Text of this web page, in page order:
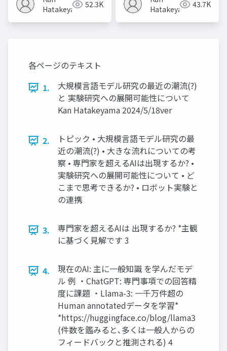
Hatakeyama52.3K
Hatakeyama43.7K
各ページのテキスト
1.
大規模言語モデル研究の最近の潮流(?)
と 実験研究への展開可能性について
Kan Hatakeyama 2024/5/18ver
2.
トピック • 大規模言語モデル研究の最
近の潮流(?) • 大きな流れについての考
察 • 専門家を超えるAIは出現するか? •
実験研究への展開可能性について • ど
こまで思考できるか? • ロボット実験と
の連携
3.
専門家を超えるAIは 出現するか? *主観
に基づく見解です 3
4.
現在のAI: 主に一般知識 を学んだモデ
ル 例 ・ChatGPT: 専門事項での回答精
度に課題 ・Llama-3: 一千万件超の
Human annotatedデータを学習*
*https://huggingface.co/blog/llama3
(件数を鑑みると､多くは一般人からの
フィードバックと推測される) 4